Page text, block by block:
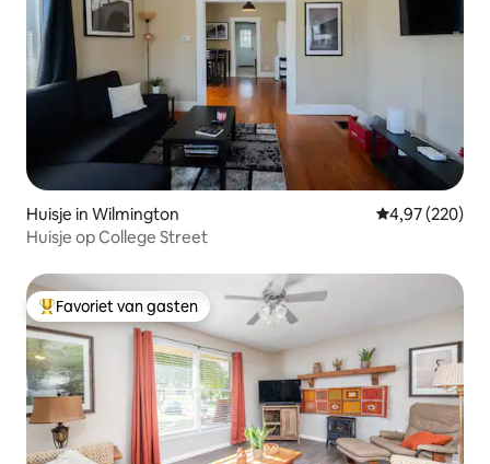
Huisje in Wilmington Gemiddelde
4,97 (220)
Huisje op College Street
Topfavoriet van gasten
Favoriet van gasten